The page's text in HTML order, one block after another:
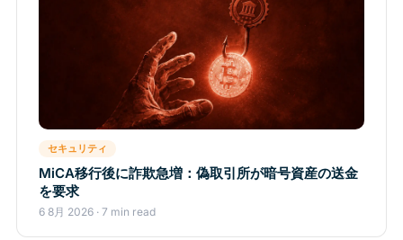
セキュリティ
MiCA移行後に詐欺急増：偽取引所が暗号資産の送金
を要求
6 8月 2026 · 7 min read